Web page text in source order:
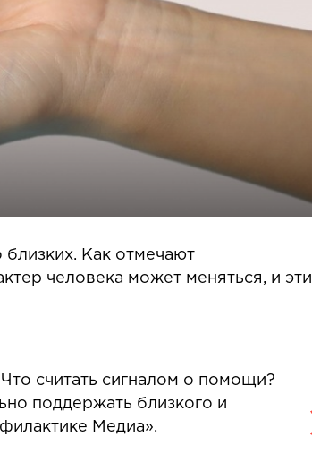
близких. Как отмечают
человека может меняться, и эти
считать сигналом о помощи?
поддержать близкого и
Медиа».